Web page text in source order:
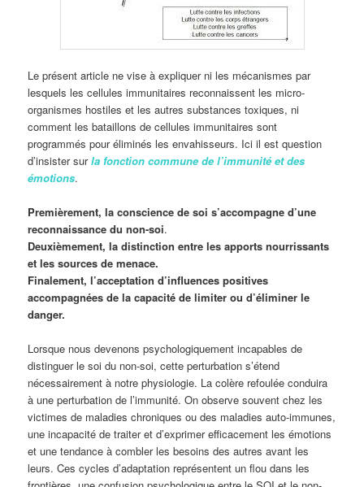
Le présent article ne vise à expliquer ni les mécanismes par
lesquels les cellules immunitaires reconnaissent les micro-
organismes hostiles et les autres substances toxiques, ni
comment les bataillons de cellules immunitaires sont
programmés pour éliminés les envahisseurs. Ici il est question
d’insister sur la fonction commune de l’immunité et des
émotions.
Premièrement, la conscience de soi s’accompagne d’une
reconnaissance du non-soi.
Deuxièmement, la distinction entre les apports nourrissants
et les sources de menace.
Finalement, l’acceptation d’influences positives
accompagnées de la capacité de limiter ou d’éliminer le
danger.
Lorsque nous devenons psychologiquement incapables de
distinguer le soi du non-soi, cette perturbation s’étend
nécessairement à notre physiologie. La colère refoulée conduira
à une perturbation de l’immunité. On observe souvent chez les
victimes de maladies chroniques ou des maladies auto-immunes,
une incapacité de traiter et d’exprimer efficacement les émotions
et une tendance à combler les besoins des autres avant les
leurs. Ces cycles d’adaptation représentent un flou dans les